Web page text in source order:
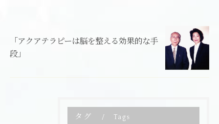
「アクアテラピーは脳を整える効果的な手
段」
タグ Tags